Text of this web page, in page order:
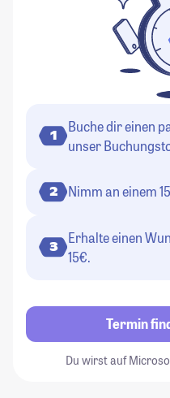
1
Buche dir einen
unser
2 Nimm an einem
3
Erhalte einen
15€.
Termin
Du wirst auf